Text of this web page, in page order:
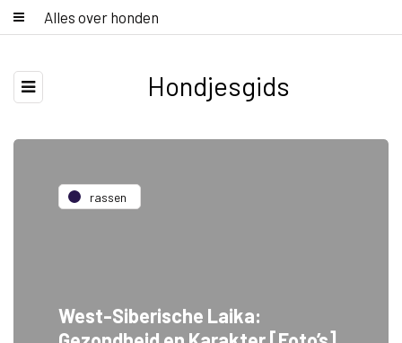
Alles over honden
Hondjesgids
rassen
West-Siberische Laika: